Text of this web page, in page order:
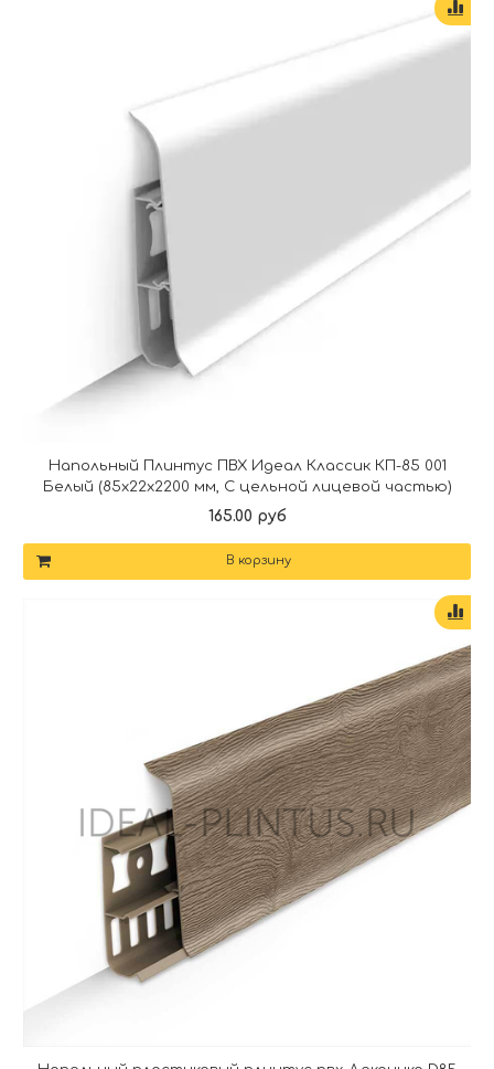
Напольный Плинтус ПВХ Идеал Классик КП-85 001
Белый (85х22х2200 мм, С цельной лицевой частью)
165.00 руб
В корзину